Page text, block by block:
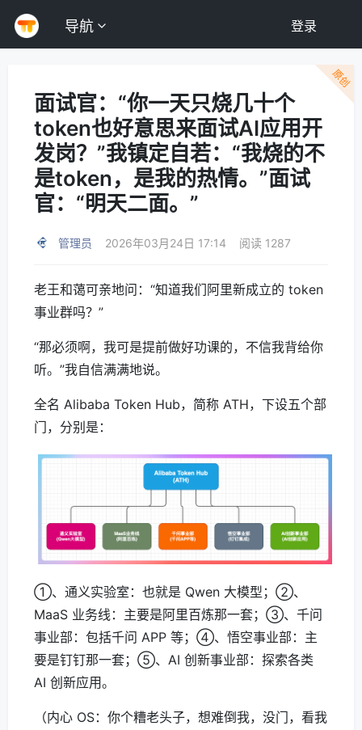
导航 登录
原创
面试官：“你一天只烧几十个
token也好意思来面试AI应用开
发岗？”我镇定自若：“我烧的不
是token，是我的热情。”面试
官：“明天二面。”
管理员 2026年03月24日 17:14 阅读 1287
老王和蔼可亲地问：“知道我们阿里新成立的 token
事业群吗？”
“那必须啊，我可是提前做好功课的，不信我背给你
听。”我自信满满地说。
全名 Alibaba Token Hub，简称 ATH，下设五个部
门，分别是：
①、通义实验室：也就是 Qwen 大模型；②、
MaaS 业务线：主要是阿里百炼那一套；③、千问
事业部：包括千问 APP 等；④、悟空事业部：主
要是钉钉那一套；⑤、AI 创新事业部：探索各类
AI 创新应用。
（内心 OS：你个糟老头子，想难倒我，没门，看我